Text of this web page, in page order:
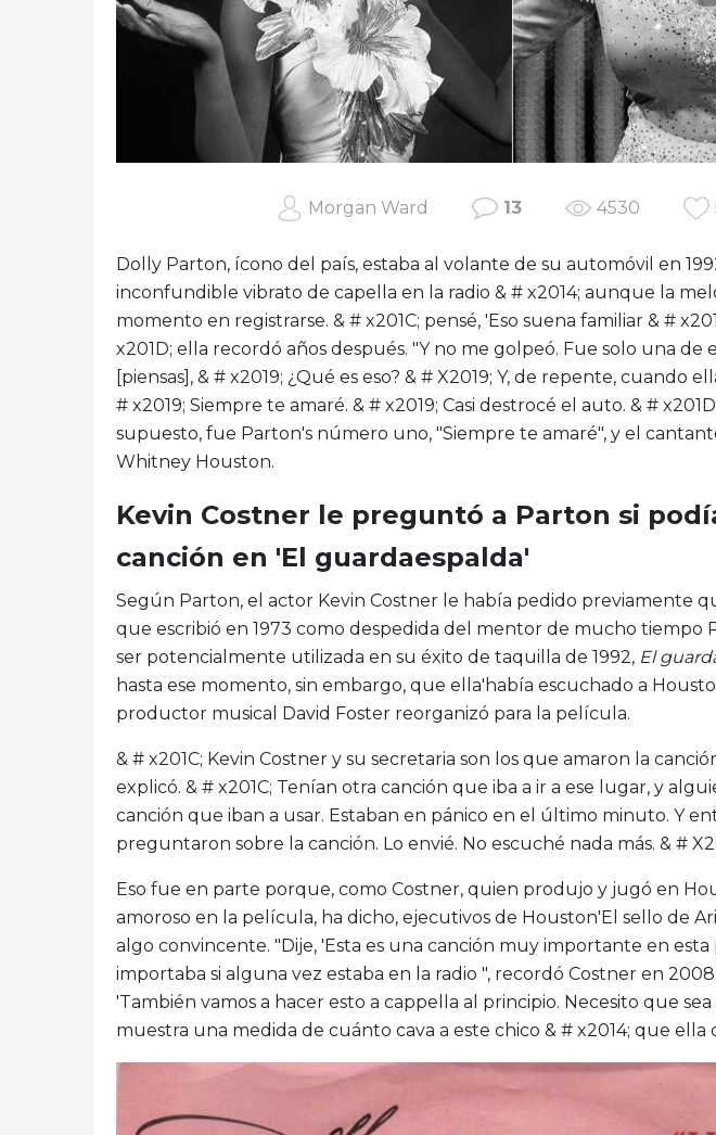
Morgan Ward 13 4530
Dolly Parton, ícono del país, estaba al volante de su automóvil en
inconfundible vibrato de capella en la radio & # x2014; aunque la
momento en registrarse. & # x201C; pensé, 'Eso suena familiar & #
x201D; ella recordó años después. "Y no me golpeó. Fue solo una de
[piensas], & # x2019; ¿Qué es eso? & # X2019; Y, de repente, cuando
# x2019; Siempre te amaré. & # x2019; Casi destrocé el auto. & #
supuesto, fue Parton's número uno, "Siempre te amaré", y el
Whitney Houston.
Kevin Costner le preguntó a Parton si
canción en 'El guardaespalda'
Según Parton, el actor Kevin Costner le había pedido previamente
que escribió en 1973 como despedida del mentor de mucho tiempo
ser potencialmente utilizada en su éxito de taquilla de 1992, El
hasta ese momento, sin embargo, que ella'había escuchado a
productor musical David Foster reorganizó para la película.
& # x201C; Kevin Costner y su secretaria son los que amaron la
explicó. & # x201C; Tenían otra canción que iba a ir a ese lugar, y
canción que iban a usar. Estaban en pánico en el último minuto. Y
preguntaron sobre la canción. Lo envié. No escuché nada más. & #
Eso fue en parte porque, como Costner, quien produjo y jugó en
amoroso en la película, ha dicho, ejecutivos de Houston'El sello de
algo convincente. "Dije, 'Esta es una canción muy importante en esta
importaba si alguna vez estaba en la radio ", recordó Costner en
'También vamos a hacer esto a cappella al principio. Necesito que
muestra una medida de cuánto cava a este chico & # x2014; que ella